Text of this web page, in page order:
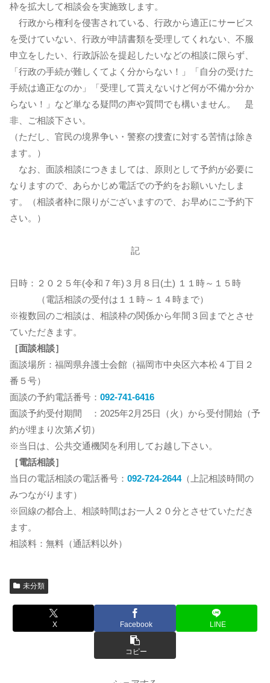
枠を拡大して相談会を実施致します。
行政から権利を侵害されている、行政から適正にサービス
を受けていない、行政が申請書類を受理してくれない、不服
申立をしたい、行政訴訟を提起したいなどの相談に限らず、
「行政の手続が難しくてよく分からない！」「自分の受けた
手続は適正なのか」「受理して貰えないけど何が不備か分か
らない！」など単なる疑問の声や質問でも構いません。 是
非、ご相談下さい。
（ただし、官民の境界争い・警察の捜査に対する苦情は除き
ます。）
なお、面談相談につきましては、原則として予約が必要に
なりますので、あらかじめ電話での予約をお願いいたしま
す。（相談者枠に限りがございますので、お早めにご予約下
さい。）
記
日時：２０２５年(令和７年)３月８日(土) １１時～１５時
（電話相談の受付は１１時～１４時まで）
※複数回のご相談は、相談枠の関係から年間３回までとさせ
ていただきます。
［面談相談］
面談場所：福岡県弁護士会館（福岡市中央区六本松４丁目２
番５号）
面談の予約電話番号： 092-741-6416
面談予約受付期間 ：2025年2月25日（火）から受付開始（予
約が埋まり次第〆切）
※当日は、公共交通機関を利用してお越し下さい。
［電話相談］
当日の電話相談の電話番号： 092-724-2644（上記相談時間の
みつながります）
※回線の都合上、相談時間はお一人２０分とさせていただき
ます。
相談料：無料（通話料以外）
未分類
X Facebook LINE
コピー